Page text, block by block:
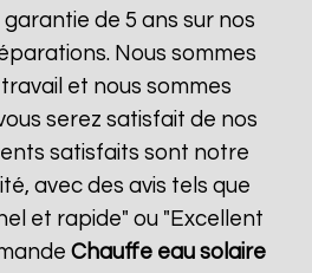
de 5 ans sur nos
Nous sommes
et nous sommes
serez satisfait de nos
satisfaits sont notre
avec des avis tels que
et rapide" ou "Excellent
Chauffe eau solaire